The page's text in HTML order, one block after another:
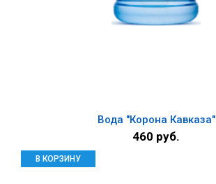
Вода "Корона Кавказа"
460 руб.
В КОРЗИНУ